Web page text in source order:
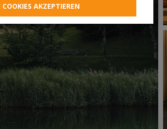
COOKIES AKZEPTIEREN